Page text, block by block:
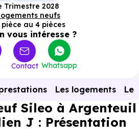
Trimestre 2028
neufs
pièce au 4 pièces
vous intéresse ?
Contact Whatsapp
Les logements Le
Sileo à Argenteuil
J : Présentation